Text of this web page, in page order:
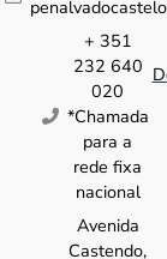
+ 351
232 640
020
*Chamada
para a
rede fixa
nacional
Avenida
Castendo,